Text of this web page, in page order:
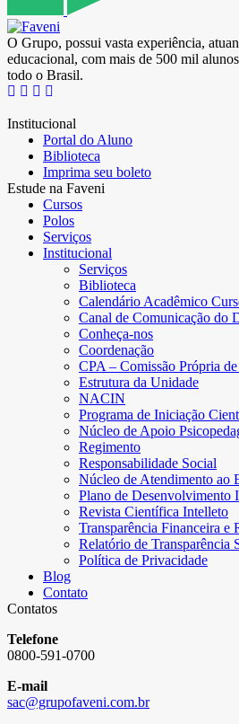
O Grupo, possui vasta experiência,
educacional, com mais de 500 mil
todo o Brasil.
Institucional
Portal do Aluno
Biblioteca
Imprima seu boleto
Estude na Faveni
Cursos
Polos
Serviços
Institucional
Serviços
Biblioteca
Calendário Acadêmico
Canal de Comunicação do
Conheça-nos
Coordenação
CPA – Comissão Própria
Estrutura da Unidade
NACIN
Programa de Iniciação
Núcleo de Apoio
Regimento
Responsabilidade Social
Núcleo de Atendimento ao
Plano de Desenvolvimento
Revista Científica Intelleto
Transparência Financeira e
Relatório de Transparência
Política de Privacidade
Blog
Contato
Contatos
Telefone
0800-591-0700
E-mail
sac@grupofaveni.com.br